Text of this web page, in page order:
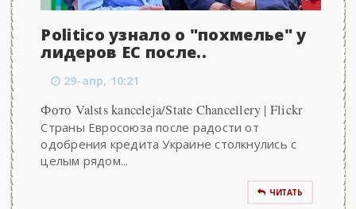
Politico узнало о "похмелье" у
лидеров ЕС после..
29-апр, 10:21
Фото Valsts kanceleja/State Chancellery | Flickr
Страны Евросоюза после радости от
одобрения кредита Украине столкнулись с
целым рядом...
ЧИТАТЬ